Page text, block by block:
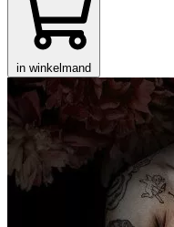
in winkelmand